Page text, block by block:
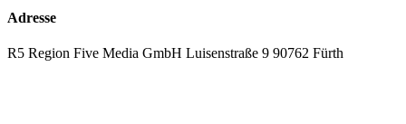
Adresse
R5 Region Five Media GmbH Luisenstraße 9 90762 Fürth